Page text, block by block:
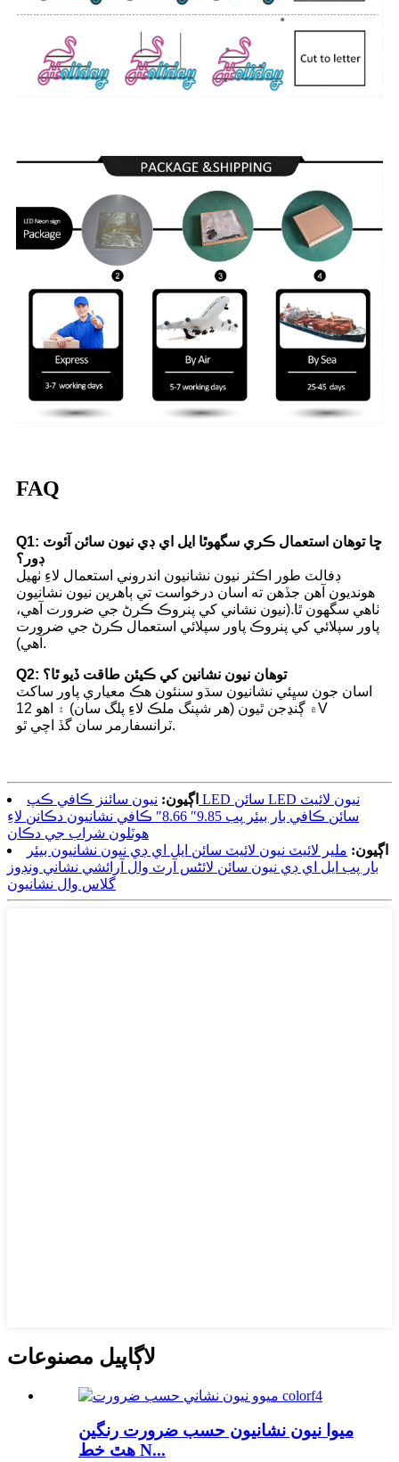
FAQ
Q1: ڇا توھان استعمال ڪري سگھوٿا ايل اي ڊي نيون سائن آئوٽ
ڊور؟
ڊفالٽ طور اڪثر نيون نشانيون اندروني استعمال لاءِ ٺهيل
هونديون آهن جڏهن ته اسان درخواست تي ٻاهرين نيون نشانيون
ٺاهي سگهون ٿا.(نيون نشاني کي پنروڪ ڪرڻ جي ضرورت آهي،
پاور سپلائي کي پنروڪ پاور سپلائي استعمال ڪرڻ جي ضرورت
آهي).
Q2: توهان نيون نشانين کي ڪيئن طاقت ڏيو ٿا؟
اسان جون سڀئي نشانيون سڌو سنئون هڪ معياري پاور ساکٽ
۾ ڳنڍجن ٿيون (هر شپنگ ملڪ لاءِ پلگ سان) ۽ اهو 12V
ٽرانسفارمر سان گڏ اچي ٿو.
اڳيون: نيون سائنز ڪافي ڪپ LED سائن LED نيون لائيٽ
سائن ڪافي بار بيئر پب 9.85″ 8.66″ ڪافي نشانيون دڪانن لاءِ
هوٽلون شراب جي دڪان
اڳيون: ملير لائيٽ نيون لائيٽ سائن ايل اي ڊي نيون نشانيون بيئر
بار پب ايل اي ڊي نيون سائن لائٹس آرٽ وال آرائشي نشاني ونڊوز
گلاس وال نشانيون
لاڳاپيل مصنوعات
ميوا نيون نشانيون حسب ضرورت رنگين
هٿ خط N...